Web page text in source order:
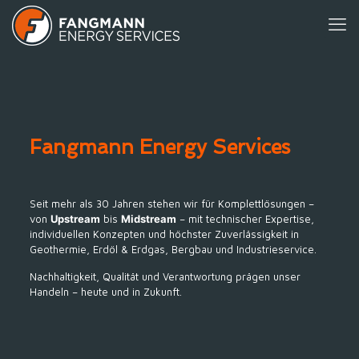
Fangmann Energy Services
Seit mehr als 30 Jahren stehen wir für Komplettlösungen –
von Upstream bis Midstream – mit technischer Expertise,
individuellen Konzepten und höchster Zuverlässigkeit in
Geothermie, Erdöl & Erdgas, Bergbau und Industrieservice.
Nachhaltigkeit, Qualität und Verantwortung prägen unser
Handeln – heute und in Zukunft.